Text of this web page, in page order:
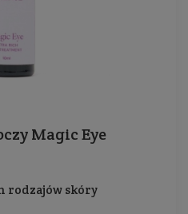
Magic Eye
rodzajów skóry